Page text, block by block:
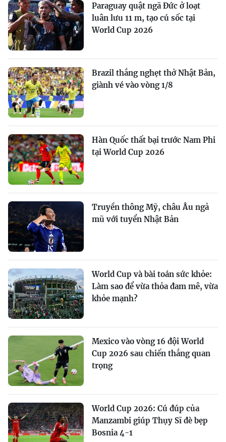
Paraguay quật ngã Đức ở loạt
luân lưu 11 m, tạo cú sốc tại
World Cup 2026
Brazil thắng nghẹt thở Nhật Bản,
giành vé vào vòng 1/8
Hàn Quốc thất bại trước Nam Phi
tại World Cup 2026
Truyền thông Mỹ, châu Âu ngả
mũ với tuyển Nhật Bản
World Cup và bài toán sức khỏe:
Làm sao để vừa thỏa đam mê, vừa
khỏe mạnh?
Mexico vào vòng 16 đội World
Cup 2026 sau chiến thắng quan
trọng
World Cup 2026: Cú đúp của
Manzambi giúp Thụy Sĩ đè bẹp
Bosnia 4-1